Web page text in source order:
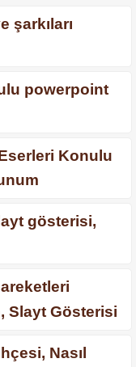
şarkıları
powerpoint
Konulu
gösterisi,
Slayt Gösterisi
Nasıl